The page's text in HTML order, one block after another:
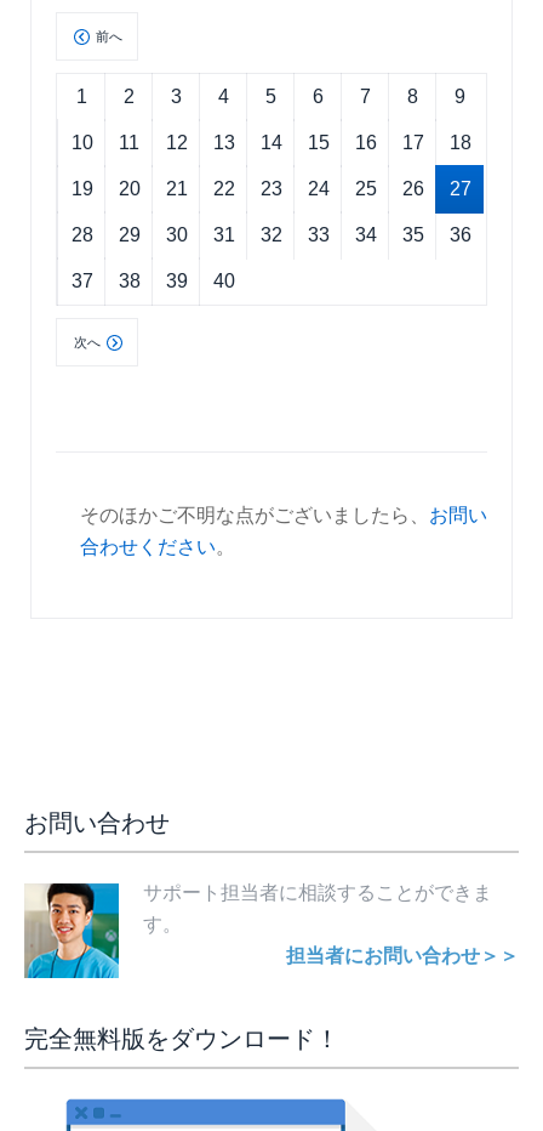
前へ
1 2 3 4 5 6 7 8 9
10 11 12 13 14 15 16 17 18
19 20 21 22 23 24 25 26 27
28 29 30 31 32 33 34 35 36
37 38 39 40
次へ
そのほかご不明な点がございましたら、 お問い
合わせください。
お問い合わせ
サポート担当者に相談することができま
す。
担当者にお問い合わせ＞＞
完全無料版をダウンロード！